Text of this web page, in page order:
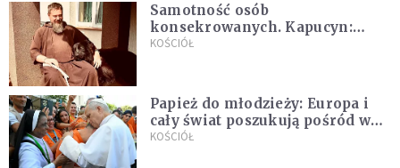
Samotność osób
konsekrowanych. Kapucyn:
Życie w pojedynkę rzadko jest
KOŚCIÓŁ
Papież do młodzieży: Europa i
cały świat poszukują pośród was
nowych świętych
KOŚCIÓŁ